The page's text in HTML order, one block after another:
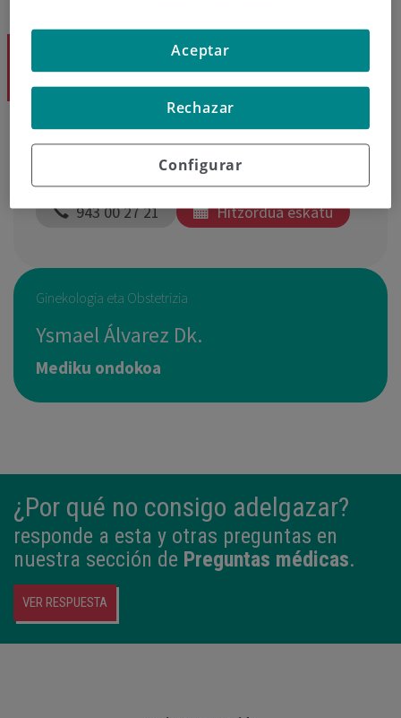
Ginekologia eta Obstetrizia
Ginekologia eta Obstetrizia
Ysmael Álvarez Dk.
Mediku ondokoa
Eskatu hitzordu bat
943 00 27 21 Hitzordua eskatu
¿Por qué no consigo adelgazar?
responde a esta y otras preguntas en
nuestra sección de Preguntas médicas.
VER RESPUESTA
Configurar
Rechazar
Aceptar